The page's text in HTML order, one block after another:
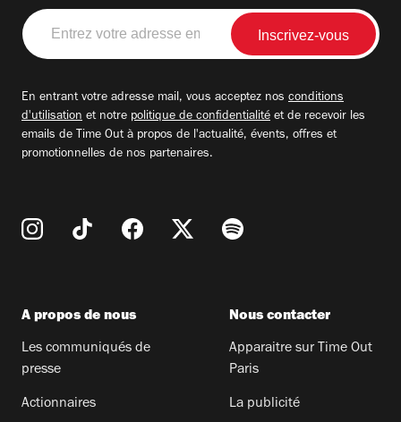
Entrez
votre
adresse
En entrant votre adresse mail, vous acceptez nos conditions
d'utilisation et notre politique de confidentialité et de recevoir les
emails de Time Out à propos de l'actualité, évents, offres et
promotionnelles de nos partenaires.
A propos de nous
Les communiqués de
presse
Actionnaires
Nous contacter
Apparaitre sur Time Out
Paris
La publicité